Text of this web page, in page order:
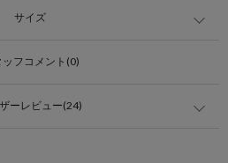
サイズ
ッフコメント(0)
ーレビュー(24)